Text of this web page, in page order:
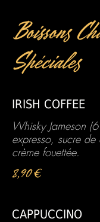
Boissons
Spéciales
IRISH COFFEE
Whisky Jameson
expresso, sucre de
crème fouettée.
8,90 €
CAPPUCCINO